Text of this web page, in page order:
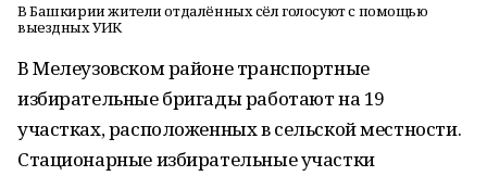
В Башкирии жители отдалённых сёл голосуют с помощью
выездных УИК
В Мелеузовском районе транспортные
избирательные бригады работают на 19
участках, расположенных в сельской местности.
Стационарные избирательные участки